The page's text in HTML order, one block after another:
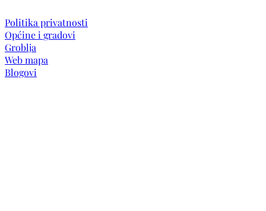
Politika privatnosti
Općine i gradovi
Groblja
Web mapa
Blogovi